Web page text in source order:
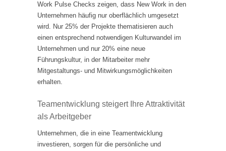
Work Pulse Checks zeigen, dass New Work in den
Unternehmen häufig nur oberflächlich umgesetzt
wird. Nur 25% der Projekte thematisieren auch
einen entsprechend notwendigen Kulturwandel im
Unternehmen und nur 20% eine neue
Führungskultur, in der Mitarbeiter mehr
Mitgestaltungs- und Mitwirkungsmöglichkeiten
erhalten.
Teamentwicklung steigert Ihre Attraktivität
als Arbeitgeber
Unternehmen, die in eine Teamentwicklung
investieren, sorgen für die persönliche und